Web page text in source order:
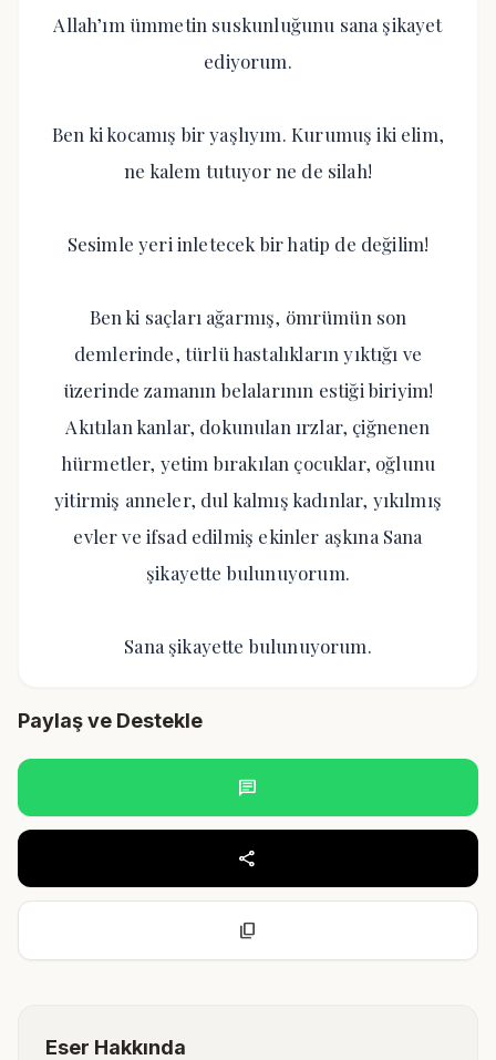
Allah’ım ümmetin suskunluğunu sana şikayet
ediyorum.
Ben ki kocamış bir yaşlıyım. Kurumuş iki elim,
ne kalem tutuyor ne de silah!
Sesimle yeri inletecek bir hatip de değilim!
Ben ki saçları ağarmış, ömrümün son
demlerinde, türlü hastalıkların yıktığı ve
üzerinde zamanın belalarının estiği biriyim!
Akıtılan kanlar, dokunulan ırzlar, çiğnenen
hürmetler, yetim bırakılan çocuklar, oğlunu
yitirmiş anneler, dul kalmış kadınlar, yıkılmış
evler ve ifsad edilmiş ekinler aşkına Sana
şikayette bulunuyorum.
Sana şikayette bulunuyorum.
Paylaş ve Destekle
chat
share
content_copy
Eser Hakkında